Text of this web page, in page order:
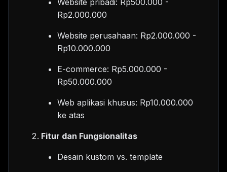
Website pribadi: Rp500.000 -
Rp2.000.000
Website perusahaan: Rp2.000.000 -
Rp10.000.000
E-commerce: Rp5.000.000 -
Rp50.000.000
Web aplikasi khusus: Rp10.000.000
ke atas
Fitur dan Fungsionalitas
Desain kustom vs. template